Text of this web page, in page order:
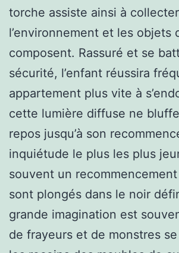
torche assiste ainsi à
l’environnement et les objets
composent. Rassuré et se
sécurité, l’enfant réussira
appartement plus vite à
cette lumière diffuse ne
repos jusqu’à son
inquiétude le plus les plus
souvent un recommencement
sont plongés dans le noir
grande imagination est
de frayeurs et de monstres